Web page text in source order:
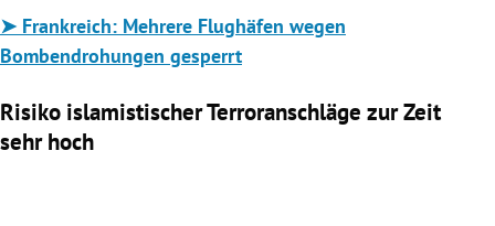
➤ Frankreich: Mehrere Flughäfen wegen
Bombendrohungen gesperrt
Risiko islamistischer Terroranschläge zur Zeit
sehr hoch